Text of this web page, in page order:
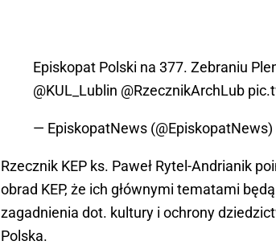
Episkopat Polski na 377. Zebraniu
@KUL_Lublin @RzecznikArchLub
— EpiskopatNews (@EpiskopatNews)
Rzecznik KEP ks. Paweł Rytel-Andrianik
obrad KEP, że ich głównymi tematami
zagadnienia dot. kultury i ochrony
Polska.